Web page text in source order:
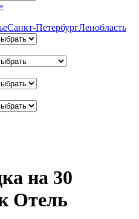
Санкт-ПетербургЛенобласть
на 30
Отель